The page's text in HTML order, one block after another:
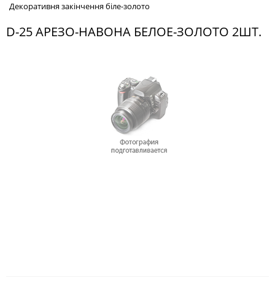
Декоративня закінчення біле-золото
D-25 АРЕЗО-НАВОНА БЕЛОЕ-ЗОЛОТО 2ШТ.